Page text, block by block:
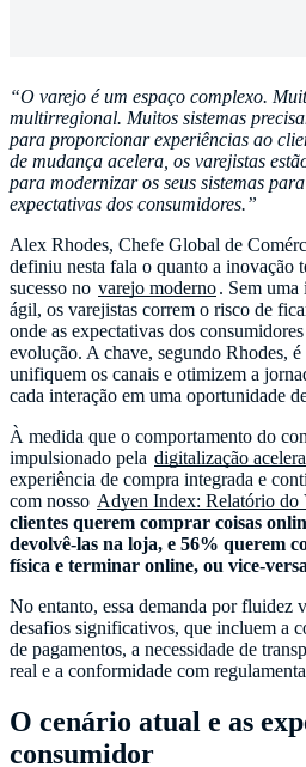
“O varejo é um espaço complexo.
multirregional. Muitos sistemas
para proporcionar experiências ao
de mudança acelera, os varejistas
para modernizar os seus sistemas
expectativas dos consumidores.”
Alex Rhodes, Chefe Global de
definiu nesta fala o quanto a inovação
sucesso no varejo moderno. Sem uma
ágil, os varejistas correm o risco de
onde as expectativas dos
evolução. A chave, segundo Rhodes,
unifiquem os canais e otimizem a
cada interação em uma oportunidade
À medida que o comportamento do
impulsionado pela digitalização
experiência de compra integrada e
com nosso Adyen Index: Relatório do
clientes querem comprar coisas
devolvê-las na loja, e 56% querem
física e terminar online, ou vice-
No entanto, essa demanda por fluidez
desafios significativos, que incluem a
de pagamentos, a necessidade de
real e a conformidade com
O cenário atual e as
consumidor